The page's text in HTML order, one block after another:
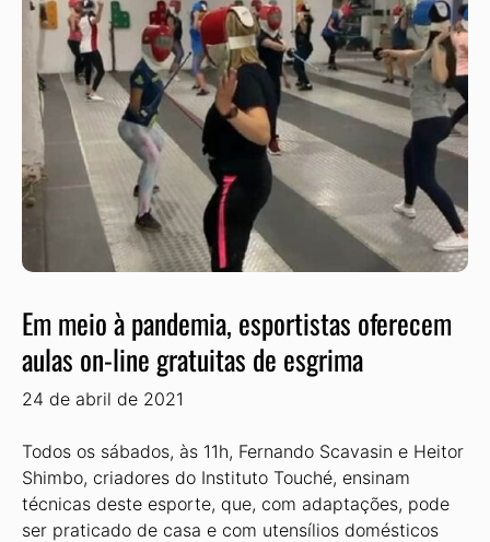
Em meio à pandemia, esportistas oferecem
aulas on-line gratuitas de esgrima
24 de abril de 2021
Todos os sábados, às 11h, Fernando Scavasin e Heitor
Shimbo, criadores do Instituto Touché, ensinam
técnicas deste esporte, que, com adaptações, pode
ser praticado de casa e com utensílios domésticos